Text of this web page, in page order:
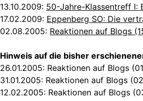
13.10.2009: 50-Jahre-Klassentreff I:
17.02.2009: Eppenberg SO: Die
02.08.2005: Reaktionen auf Blogs
Hinweis auf die bisher
26.01.2005: Reaktionen auf Blogs
31.01.2005: Reaktionen auf Blogs
12.02.2005: Reaktionen auf Blogs